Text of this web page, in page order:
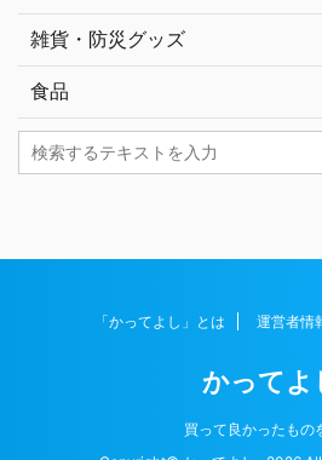
雑貨・防災グッズ
食品
「かってよし」とは 運営者情
かってよ
買って良かったもの